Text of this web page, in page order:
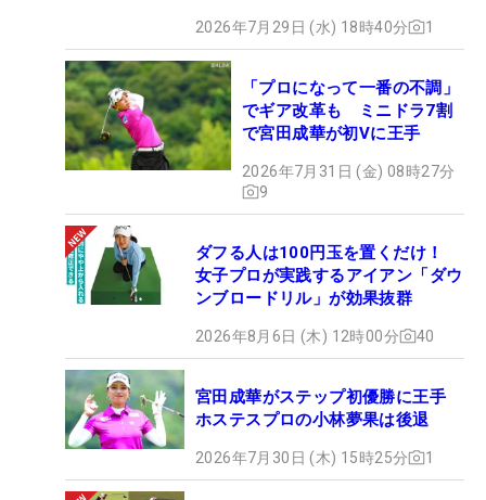
2026年7月29日 (水) 18時40分 1
「プロになって一番の不調」
でギア改革も ミニドラ7割
で宮田成華が初Vに王手
2026年7月31日 (金) 08時27分
9
ダフる人は100円玉を置くだけ！
女子プロが実践するアイアン「ダウ
ンブロードリル」が効果抜群
2026年8月6日 (木) 12時00分 40
宮田成華がステップ初優勝に王手
ホステスプロの小林夢果は後退
2026年7月30日 (木) 15時25分 1